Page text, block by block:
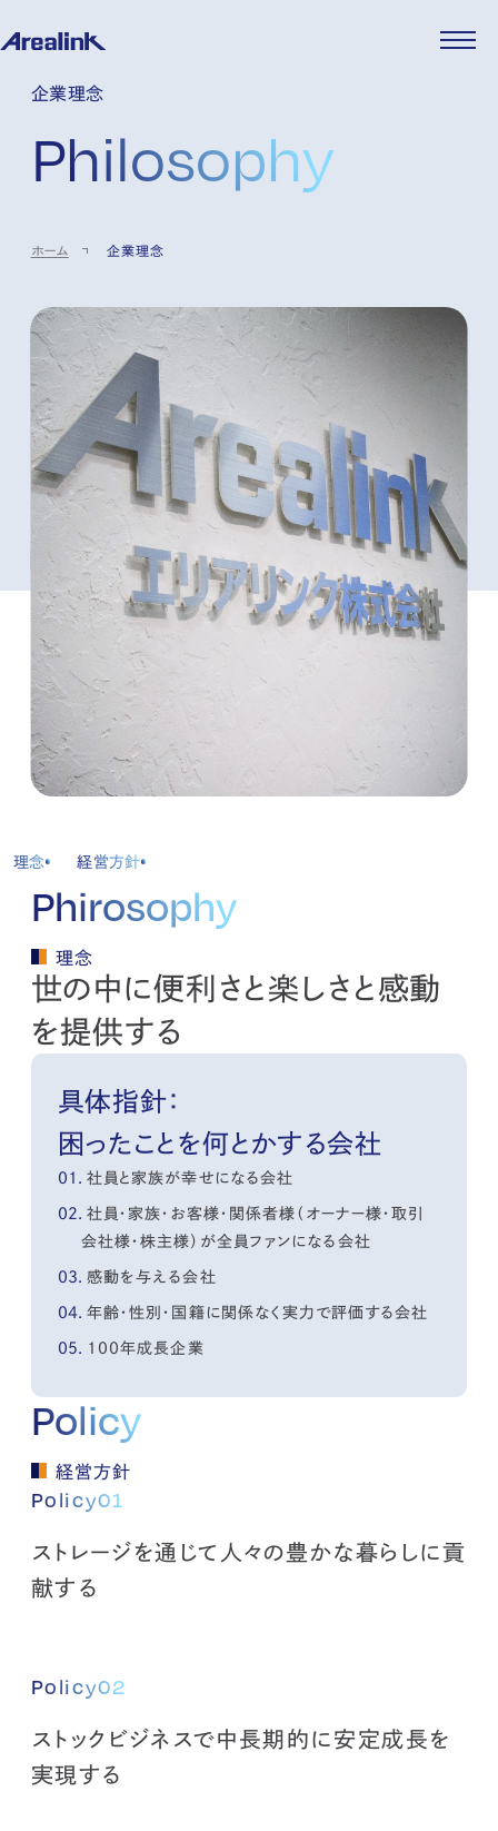
企業情報
企業理念
会社概要
コーポレートガバナンス
ストレージ事業
パートナー制度
土地権利整備事業
IR情報
IRカレンダー
IRポリシー
ストレージ室数実績
IRライブラリ
株式・株主情報
個人投資家の皆様へ
よくある質問・用語集
IRメール登録
免責事項
ニュース
商品情報
先輩社員インタビュー
中途採用
採用エントリー
お問い合わせ
kur
土地活用
エリアリンクグループ ジャパントランクル
ーム
カスタマーハラスメントポリ
シー
プライバシーポリシー
情報セキュリティ・DX方針及び戦略サイトマップ
©2025 AREALINK.
企業理念
Philosophy
ホーム 企業理念
理念 経営方針
Phirosophy
理念
世の中に便利さと楽しさと感動
を提供する
具体指針：
困ったことを何とかする会社
社員と家族が幸せになる会社
社員・家族・お客様・関係者様（オーナー様・取引
会社様・株主様）が全員ファンになる会社
感動を与える会社
年齢・性別・国籍に関係なく実力で評価する会社
100年成長企業
Policy
経営方針
Policy01
ストレージを通じて人々の豊かな暮らしに貢
献する
Policy02
ストックビジネスで中長期的に安定成長を
実現する